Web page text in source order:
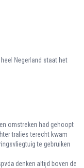
Negerland staat het
omstreken had gehoopt
tralies terecht kwam
te gebruiken
denken altijd boven de